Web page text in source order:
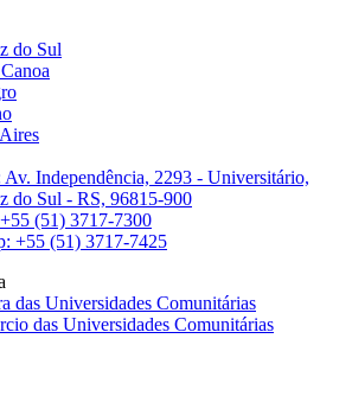
do Sul
Av. Independência, 2293 - Universitário,
do Sul - RS, 96815-900
(51) 3717-7300
+55 (51) 3717-7425